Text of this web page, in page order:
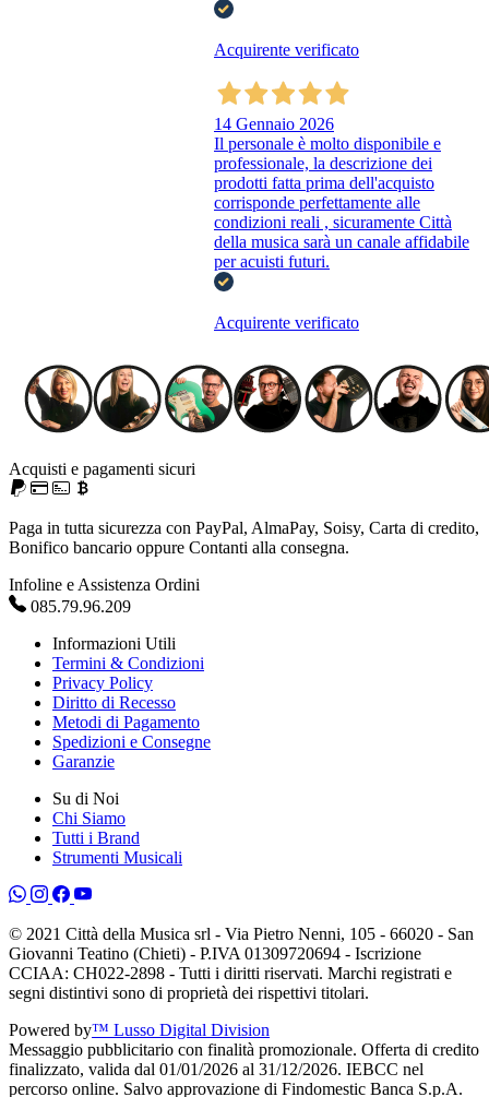
Acquirente verificato
14 Gennaio 2026
Il personale è molto disponibile e
professionale, la descrizione dei
prodotti fatta prima dell'acquisto
corrisponde perfettamente alle
condizioni reali , sicuramente Città
della musica sarà un canale affidabile
per acuisti futuri.
Acquirente verificato
Acquisti e pagamenti sicuri
Paga in tutta sicurezza con PayPal, AlmaPay, Soisy, Carta di credito,
Bonifico bancario oppure Contanti alla consegna.
Infoline e Assistenza Ordini
085.79.96.209
Informazioni Utili
Termini & Condizioni
Privacy Policy
Diritto di Recesso
Metodi di Pagamento
Spedizioni e Consegne
Garanzie
Su di Noi
Chi Siamo
Tutti i Brand
Strumenti Musicali
© 2021 Città della Musica srl - Via Pietro Nenni, 105 - 66020 - San
Giovanni Teatino (Chieti) - P.IVA 01309720694 - Iscrizione
CCIAA: CH022-2898 - Tutti i diritti riservati. Marchi registrati e
segni distintivi sono di proprietà dei rispettivi titolari.
Powered by™ Lusso Digital Division
Messaggio pubblicitario con finalità promozionale. Offerta di credito
finalizzato, valida dal 01/01/2026 al 31/12/2026. IEBCC nel
percorso online. Salvo approvazione di Findomestic Banca S.p.A.